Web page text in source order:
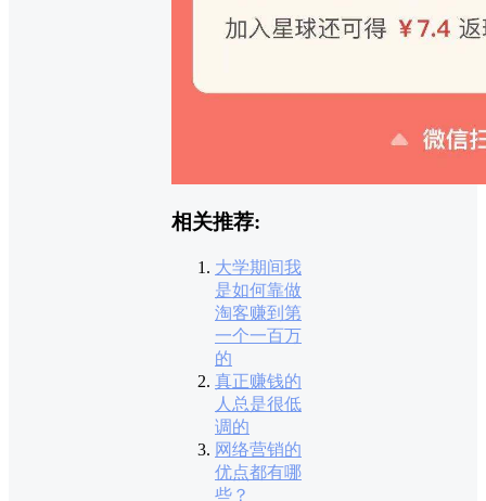
相关推荐:
大学期间我
是如何靠做
淘客赚到第
一个一百万
的
真正赚钱的
人总是很低
调的
网络营销的
优点都有哪
些？